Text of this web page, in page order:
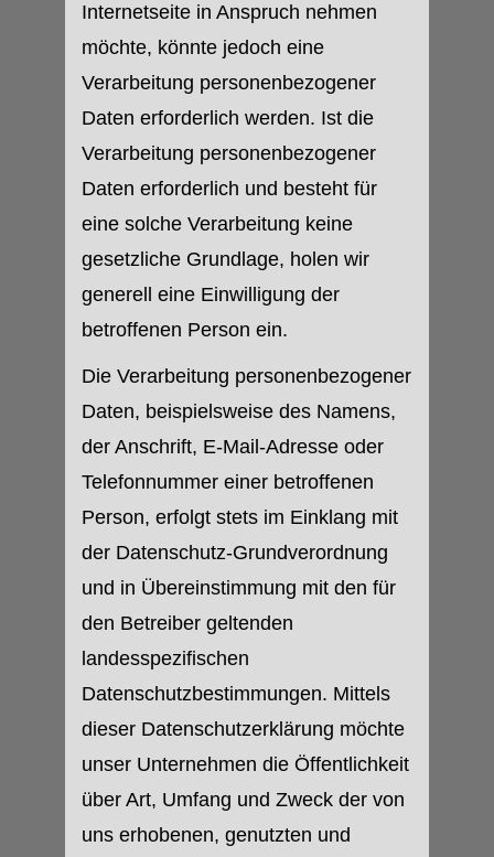
Internetseite in Anspruch nehmen
möchte, könnte jedoch eine
Verarbeitung personenbezogener
Daten erforderlich werden. Ist die
Verarbeitung personenbezogener
Daten erforderlich und besteht für
eine solche Verarbeitung keine
gesetzliche Grundlage, holen wir
generell eine Einwilligung der
betroffenen Person ein.
Die Verarbeitung personenbezogener
Daten, beispielsweise des Namens,
der Anschrift, E-Mail-Adresse oder
Telefonnummer einer betroffenen
Person, erfolgt stets im Einklang mit
der Datenschutz-Grundverordnung
und in Übereinstimmung mit den für
den Betreiber geltenden
landesspezifischen
Datenschutzbestimmungen. Mittels
dieser Datenschutzerklärung möchte
unser Unternehmen die Öffentlichkeit
über Art, Umfang und Zweck der von
uns erhobenen, genutzten und